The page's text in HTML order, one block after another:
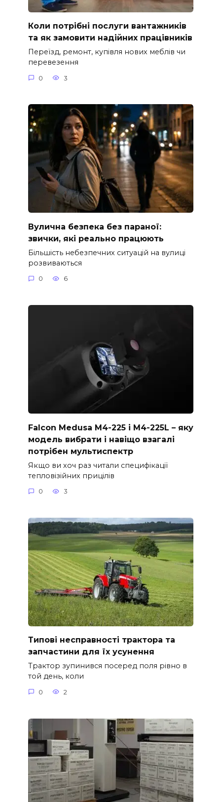
Коли потрібні послуги вантажників
та як замовити надійних працівників
Переїзд, ремонт, купівля нових меблів чи
перевезення
0 3
Вулична безпека без параної:
звички, які реально працюють
Більшість небезпечних ситуацій на вулиці
розвиваються
0 6
Falcon Medusa M4-225 і M4-225L – яку
модель вибрати і навіщо взагалі
потрібен мультиспектр
Якщо ви хоч раз читали специфікації
тепловізійних прицілів
0 3
Типові несправності трактора та
запчастини для їх усунення
Трактор зупинився посеред поля рівно в
той день, коли
0 2